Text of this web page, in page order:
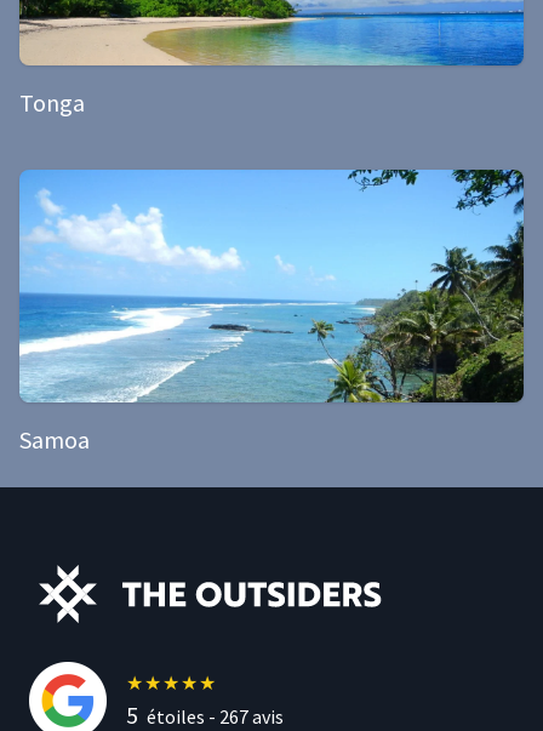
Tonga
Samoa
★★★★★
5 étoiles - 267avis